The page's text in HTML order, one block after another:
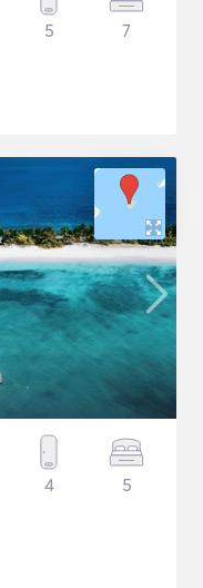
5 7
4 5